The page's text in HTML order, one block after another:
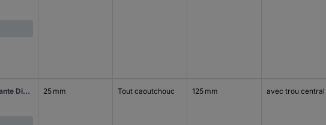
Blickle 223792 LKRA-VPA 125K-EL-FA Roulette pivotante Diamètre de la roue: 125 mm Capacité de charge (max.): 75 kg 1 pc(s) 25 mm Tout caoutchouc 125 mm avec trou central